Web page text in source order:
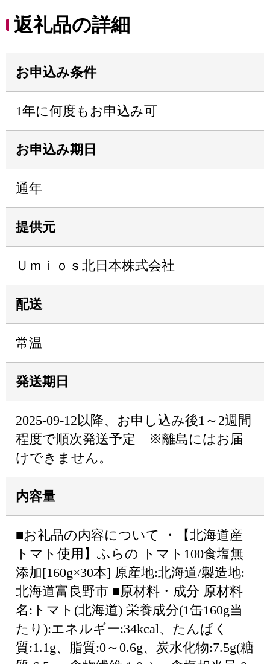
返礼品の詳細
お申込み条件
1年に何度もお申込み可
お申込み期日
通年
提供元
Ｕｍｉｏｓ北日本株式会社
配送
常温
発送期日
2025-09-12以降、お申し込み後1～2週間
程度で順次発送予定 ※離島にはお届
けできません。
内容量
■お礼品の内容について ・【北海道産
トマト使用】ふらの トマト100食塩無
添加[160g×30本] 原産地:北海道/製造地:
北海道富良野市 ■原材料・成分 原材料
名:トマト(北海道) 栄養成分(1缶160g当
たり):エネルギー:34kcal、たんぱく
質:1.1g、脂質:0～0.6g、炭水化物:7.5g(糖